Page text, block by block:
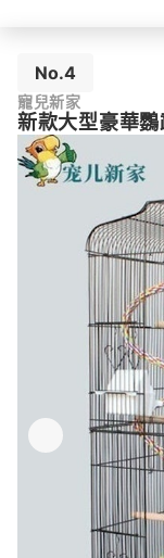
No.4
寵兒新家
新款大型豪華鸚